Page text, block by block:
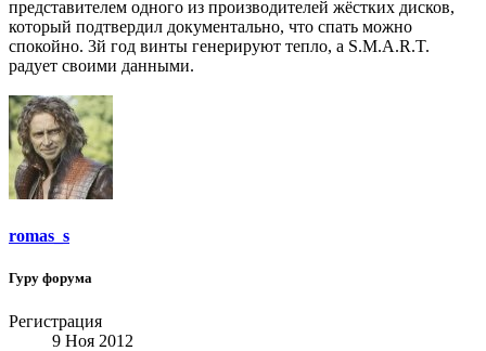
представителем одного из производителей жёстких дисков,
который подтвердил документально, что спать можно
спокойно. 3й год винты генерируют тепло, а S.M.A.R.T.
радует своими данными.
romas_s
Гуру форума
Регистрация
9 Ноя 2012